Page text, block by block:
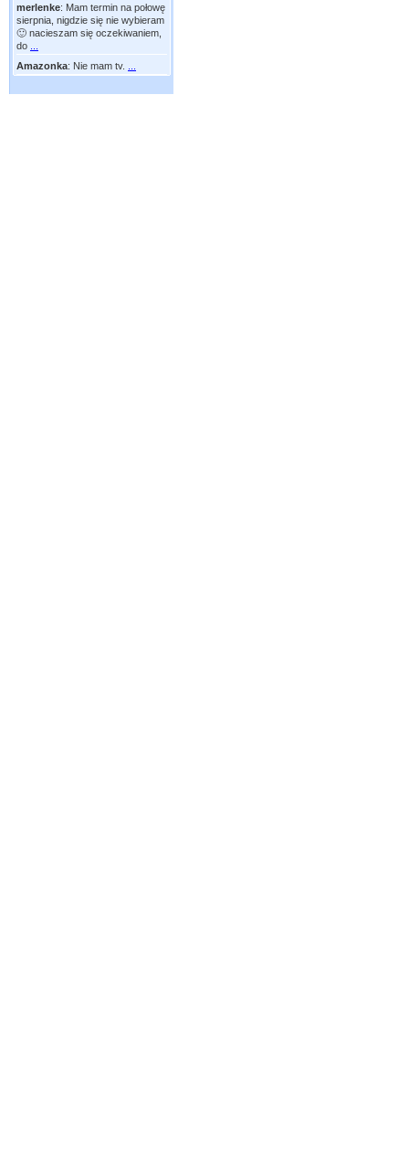
merlenke: Mam termin na połowę
sierpnia, nigdzie się nie wybieram
🙂 nacieszam się oczekiwaniem,
do
Amazonka: Nie mam tv.